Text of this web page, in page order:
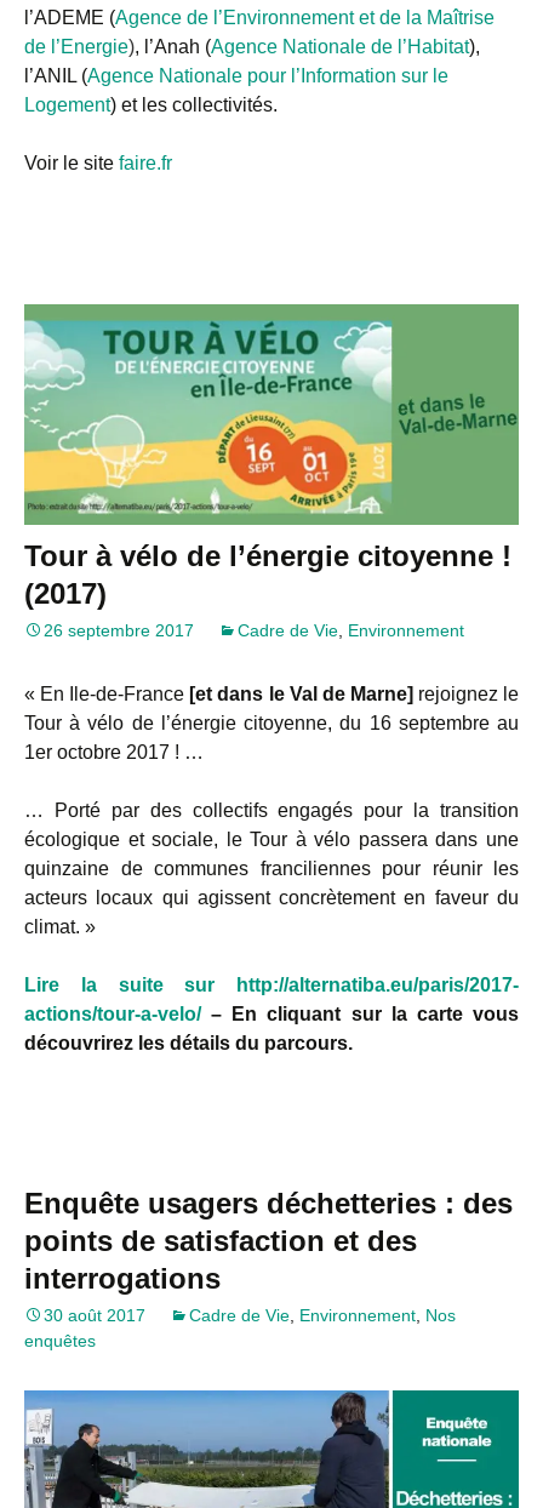
l’ADEME (Agence de l’Environnement et de la Maîtrise
de l’Energie), l’Anah (Agence Nationale de l’Habitat),
l’ANIL (Agence Nationale pour l’Information sur le
Logement) et les collectivités.
Voir le site faire.fr
Tour à vélo de l’énergie citoyenne !
(2017)
26 septembre 2017 Cadre de Vie Environnement
« En Ile-de-France [et dans le Val de Marne] rejoignez le
Tour à vélo de l’énergie citoyenne, du 16 septembre au
1er octobre 2017 ! …
… Porté par des collectifs engagés pour la transition
écologique et sociale, le Tour à vélo passera dans une
quinzaine de communes franciliennes pour réunir les
acteurs locaux qui agissent concrètement en faveur du
climat. »
Lire la suite sur http://alternatiba.eu/paris/2017-
actions/tour-a-velo/– En cliquant sur la carte vous
découvrirez les détails du parcours.
Enquête usagers déchetteries : des
points de satisfaction et des
interrogations
30 août 2017 Cadre de Vie Environnement Nos
enquêtes